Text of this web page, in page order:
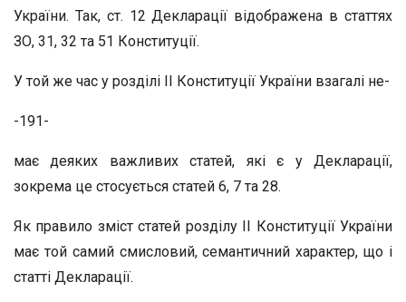
України. Так, ст. 12 Декларації відображена в статтях
ЗО, 31, 32 та 51 Конституції.
У той же час у розділі II Конституції України взагалі не-
-191-
має деяких важливих статей, які є у Декларації,
зокрема це стосується статей 6, 7 та 28.
Як правило зміст статей розділу II Конституції України
має той самий смисловий, семантичний характер, що і
статті Декларації.